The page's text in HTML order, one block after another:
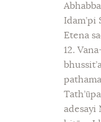
Idam’pi
Etena
12.
adesayi